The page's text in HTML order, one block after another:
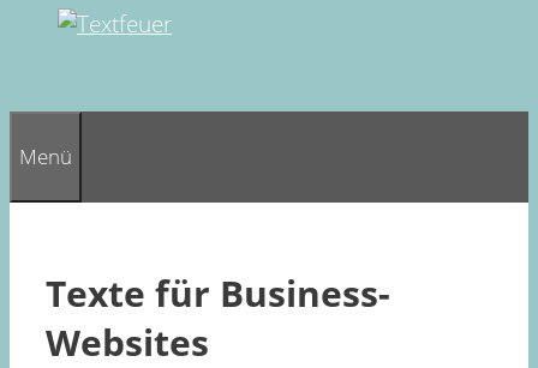
Menü
Texte für Business-
Websites